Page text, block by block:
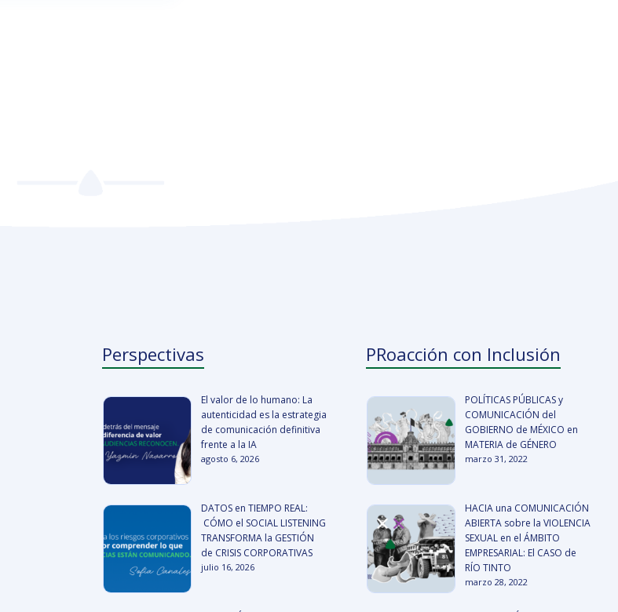
Perspectivas
El valor de lo humano: La
autenticidad es la estrategia
de comunicación definitiva
frente a la IA
agosto 6, 2026
DATOS en TIEMPO REAL:
CÓMO el SOCIAL LISTENING
TRANSFORMA la GESTIÓN
de CRISIS CORPORATIVAS
julio 16, 2026
PRoacción con Inclusión
POLÍTICAS PÚBLICAS y
COMUNICACIÓN del
GOBIERNO de MÉXICO en
MATERIA de GÉNERO
marzo 31, 2022
HACIA una COMUNICACIÓN
ABIERTA sobre la VIOLENCIA
SEXUAL en el ÁMBITO
EMPRESARIAL: El CASO de
RÍO TINTO
marzo 28, 2022